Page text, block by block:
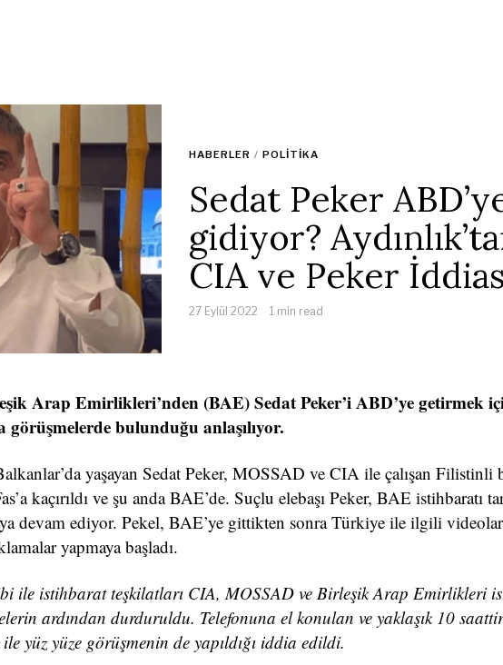
HABERLER / POLITIKA
Sedat Peker
gidiyor?
CIA ve Peker
27 Eylül 2022 1 min read
Arap Emirlikleri’nden (BAE) Sedat Peker’i ABD’ye getirmek
bulunduğu anlaşılıyor.
yaşayan Sedat Peker, MOSSAD ve CIA ile çalışan Filistinli
kaçırıldı ve şu anda BAE’de. Suçlu elebaşı Peker, BAE istihbaratı
devam ediyor. Pekel, BAE’ye gittikten sonra Türkiye ile ilgili videolar
yapmaya başladı.
ile istihbarat teşkilatları CIA, MOSSAD ve Birleşik Arap Emirlikleri
ardından durduruldu. Telefonuna el konulan ve yaklaşık 10 saattir
yüz yüze görüşmenin de yapıldığı iddia edildi.